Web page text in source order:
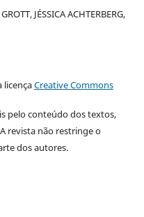
JÉSSICA ACHTERBERG,
licençaCreative Commons
pelo conteúdo dos textos,
revista não restringe o
dos autores.